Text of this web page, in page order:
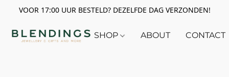
VOOR 17:00 UUR BESTELD? DEZELFDE DAG VERZONDEN!
SHOP ABOUT CONTACT